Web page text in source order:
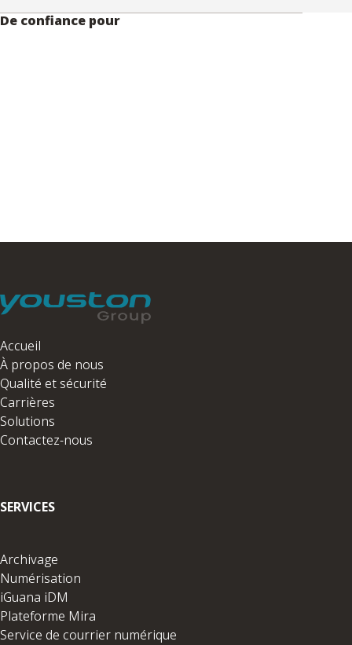
De confiance pour
Accueil
À propos de nous
Qualité et sécurité
Carrières
Solutions
Contactez-nous
SERVICES
Archivage
Numérisation
iGuana iDM
Plateforme Mira
Service de courrier numérique